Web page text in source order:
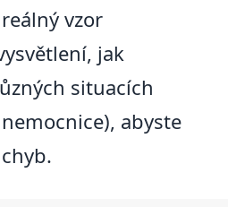
vzor
jak
situacích
abyste